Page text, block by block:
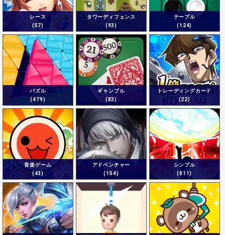
レース
(57)
タワーディフェンス
(93)
テーブル
(124)
パズル
(479)
ギャンブル
(83)
トレーディングカード
(22)
音楽ゲーム
(43)
アドベンチャー
(154)
シンプル
(811)